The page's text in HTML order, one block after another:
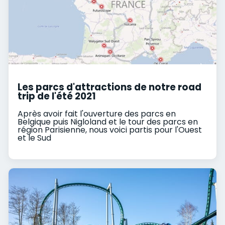
Les parcs d'attractions de notre road
trip de l'été 2021
Après avoir fait l'ouverture des parcs en
Belgique puis Nigloland et le tour des parcs en
région Parisienne, nous voici partis pour l'Ouest
et le Sud